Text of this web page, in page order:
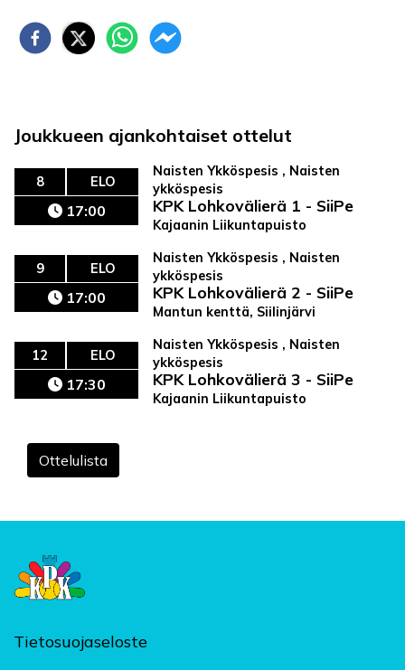
Joukkueen ajankohtaiset ottelut
8 ELO
17:00
Naisten Ykköspesis , Naisten
ykköspesis
KPK Lohkovälierä 1 - SiiPe
Kajaanin Liikuntapuisto
9 ELO
17:00
Naisten Ykköspesis , Naisten
ykköspesis
KPK Lohkovälierä 2 - SiiPe
Mantun kenttä, Siilinjärvi
12 ELO
17:30
Naisten Ykköspesis , Naisten
ykköspesis
KPK Lohkovälierä 3 - SiiPe
Kajaanin Liikuntapuisto
Ottelulista
Tietosuojaseloste